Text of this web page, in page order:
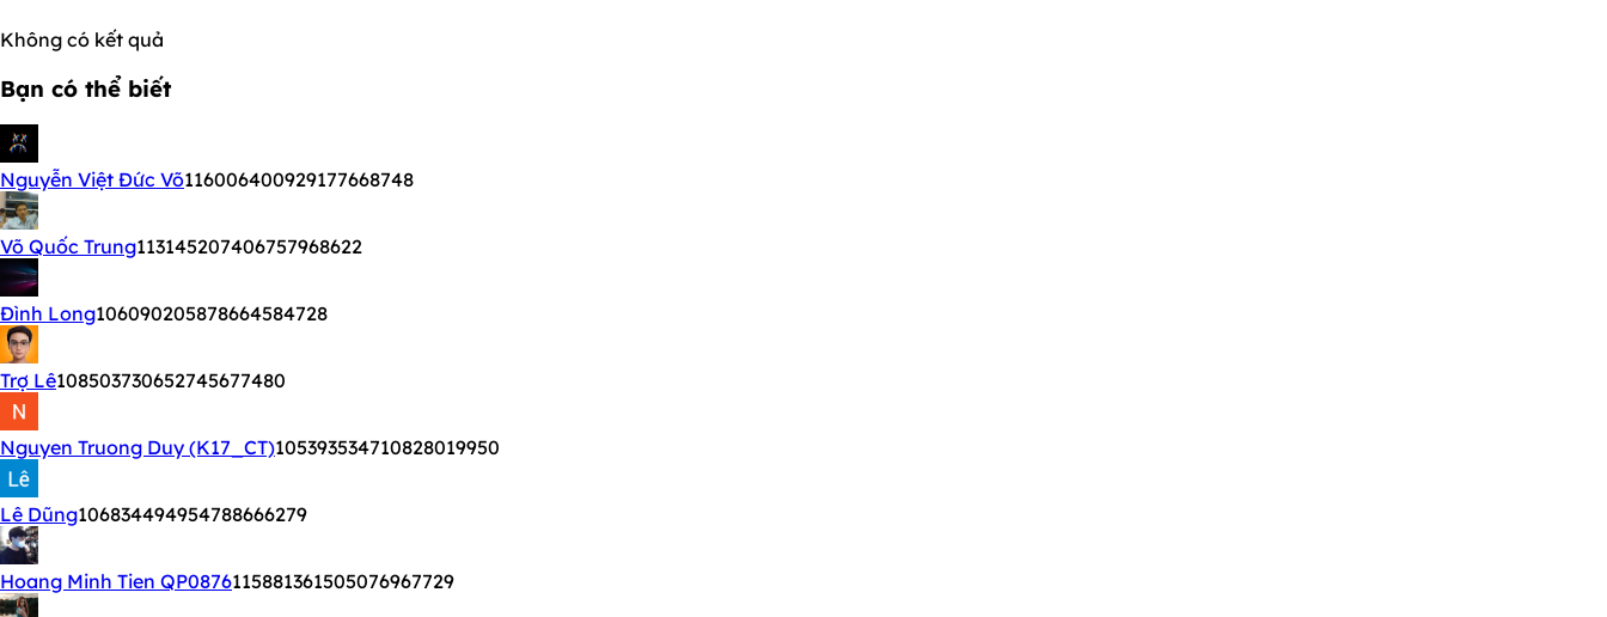
Không có kết quả
Bạn có thể biết
Nguyễn Việt Đức Võ116006400929177668748
Võ Quốc Trung113145207406757968622
Đình Long106090205878664584728
Trợ Lê108503730652745677480
Nguyen Truong Duy (K17_CT)105393534710828019950
Lê Dũng106834494954788666279
Hoang Minh Tien QP0876115881361505076967729